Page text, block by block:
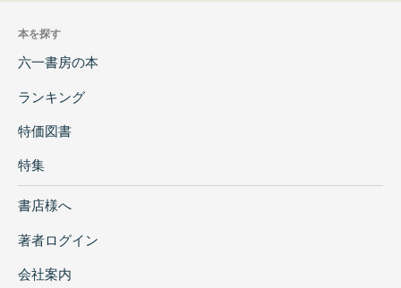
本を探す
六一書房の本
ランキング
特価図書
特集
書店様へ
著者ログイン
会社案内